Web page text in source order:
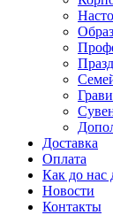
Доставка
Оплата
Как до нас
Новости
Контакты